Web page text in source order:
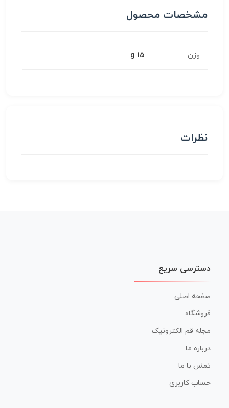
مشخصات محصول
وزن 15 g
نظرات
دسترسی سریع
صفحه اصلی
فروشگاه
مجله قم الکترونیک
درباره ما
تماس با ما
حساب کاربری